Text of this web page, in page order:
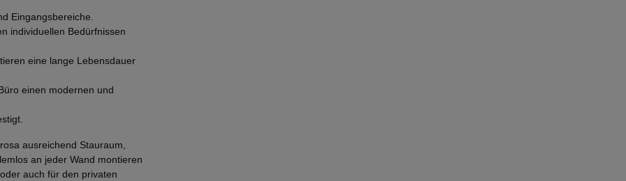
Eingangsbereiche.
individuellen Bedürfnissen
eine lange Lebensdauer
einen modernen und
ausreichend Stauraum,
an jeder Wand montieren
auch für den privaten